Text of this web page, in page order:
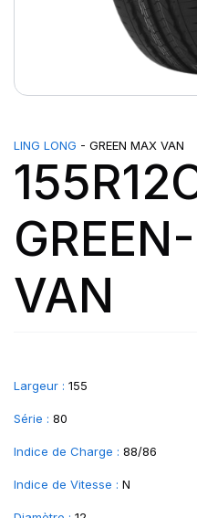
LING LONG - GREEN MAX VAN
VAN
Largeur : 155
Série : 80
Indice de Charge : 88/86
Indice de Vitesse : N